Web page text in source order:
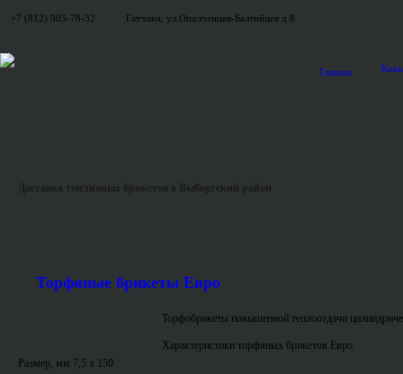
+7 (812) 905-78-32 Гатчина, ул.Ополченцев-Балтийцев д.8
Главная
Доставка топливных брикетов в Выборгский район
Торфяные брикеты Евро
Торфобрикеты повышенной теплоотдачи
Характеристики торфяных брикетов Евро
Размер, мм 7,5 x 150